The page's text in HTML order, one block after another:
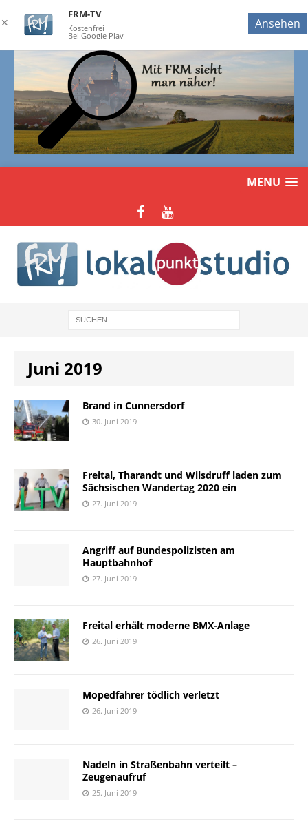
MENU
Juni 2019
Brand in Cunnersdorf
30. Juni 2019
Freital, Tharandt und Wilsdruff laden zum
Sächsischen Wandertag 2020 ein
27. Juni 2019
Angriff auf Bundespolizisten am
Hauptbahnhof
27. Juni 2019
Freital erhält moderne BMX-Anlage
26. Juni 2019
Mopedfahrer tödlich verletzt
26. Juni 2019
Nadeln in Straßenbahn verteilt –
Zeugenaufruf
25. Juni 2019
✕
FRM-TV
Kostenfrei
Bei Google Play
Ansehen